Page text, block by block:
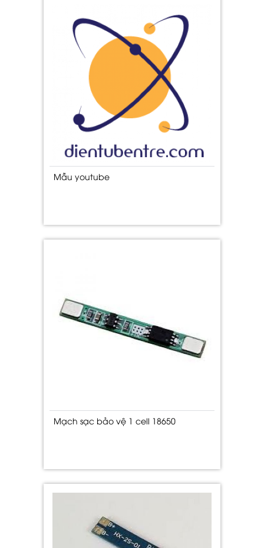
Mẫu youtube
Mạch sạc bảo vệ 1 cell 18650